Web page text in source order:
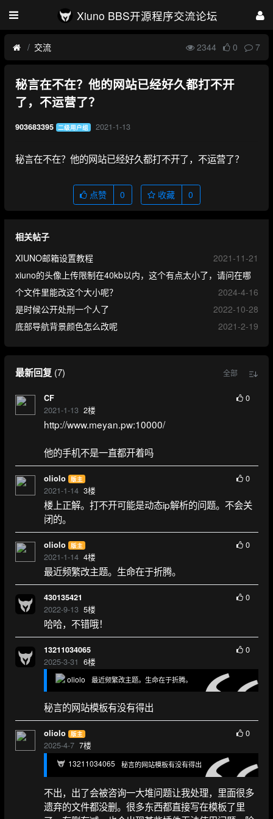
Xiuno BBS开源程序交流论坛
交流 2344 0 7
秘言在不在？他的网站已经好久都打不开
了，不运营了？
903683395 二级用户组 2021-1-13
秘言在不在？他的网站已经好久都打不开了，不运营了？
点赞 0 收藏 0
相关帖子
XIUNO邮箱设置教程
2021-11-21
xiuno的头像上传限制在40kb以内，这个有点太小了，请问在哪
个文件里能改这个大小呢？
2024-4-16
是时候公开处刑一个人了
2022-10-28
底部导航背景颜色怎么改呢
2021-2-19
最新回复(7) 全部
CF
2021-1-13 2楼
0
http://www.meyan.pw:10000/
他的手机不是一直都开着吗
oliolo 版主
2021-1-14 3楼
0
楼上正解。打不开可能是动态ip解析的问题。不会关
闭的。
oliolo 版主
2021-1-14 4楼
0
最近频繁改主题。生命在于折腾。
430135421
2022-9-13 5楼
0
哈哈，不错哦！
13211034065
2025-3-31 6楼
0
oliolo 最近频繁改主题。生命在于折腾。
秘言的网站模板有没有得出
oliolo 版主
2025-4-7 7楼
0
13211034065 秘言的网站模板有没有得出
不出，出了会被咨询一大堆问题让我处理，里面很多
遗弃的文件都没删。很多东西都直接写在模板了里